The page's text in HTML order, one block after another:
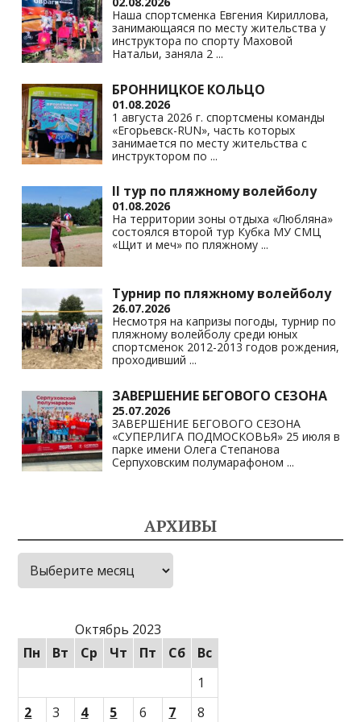
ni
ki
Наша спортсменка Евгения Кириллова,
занимающаяся по месту жительства у
инструктора по спорту Маховой
Натальи, заняла 2 ...
БРОННИЦКОЕ КОЛЬЦО
01.08.2026
1 августа 2026 г. спортсмены команды
«Егорьевск-RUN», часть которых
занимается по месту жительства с
инструктором по ...
II тур по пляжному волейболу
01.08.2026
На территории зоны отдыха «Любляна»
состоялся второй тур Кубка МУ СМЦ
«Щит и меч» по пляжному ...
Турнир по пляжному волейболу
26.07.2026
Несмотря на капризы погоды, турнир по
пляжному волейболу среди юных
спортсменок 2012-2013 годов рождения,
проходивший ...
ЗАВЕРШЕНИЕ БЕГОВОГО СЕЗОНА
25.07.2026
ЗАВЕРШЕНИЕ БЕГОВОГО СЕЗОНА
«СУПЕРЛИГА ПОДМОСКОВЬЯ» 25 июля в
парке имени Олега Степанова
Серпуховским полумарафоном ...
АРХИВЫ
Архивы
Октябрь 2023
Пн
Вт Ср Чт Пт Сб
Вс
1
2
3 4 5 6 7 8